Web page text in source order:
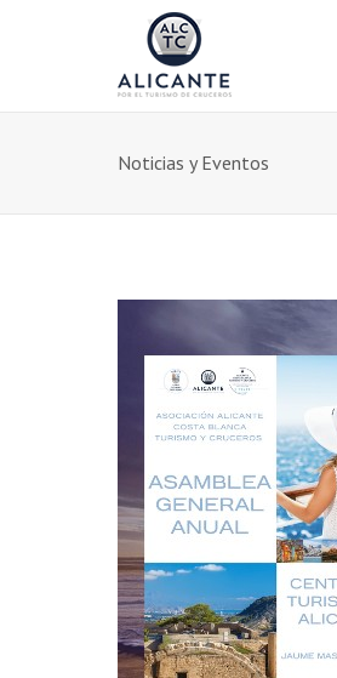
Noticias y Eventos